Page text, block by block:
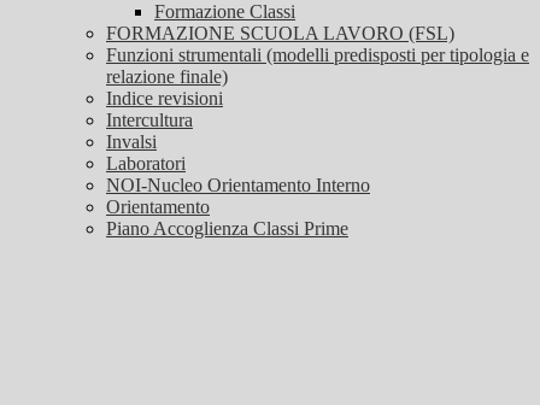
Formazione Classi
FORMAZIONE SCUOLA LAVORO (FSL)
Funzioni strumentali (modelli predisposti per tipologia e
relazione finale)
Indice revisioni
Intercultura
Invalsi
Laboratori
NOI-Nucleo Orientamento Interno
Orientamento
Piano Accoglienza Classi Prime